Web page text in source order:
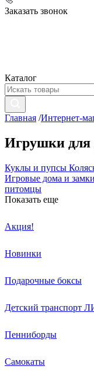
Заказать звонок
Каталог
Главная /Интернет-
Игрушки для
Куклы и пупсы
Игровые дома и замки
питомцы
Показать еще
Акция!
Новинки
Подарочные боксы
Детский
Пенниборды
Самокаты